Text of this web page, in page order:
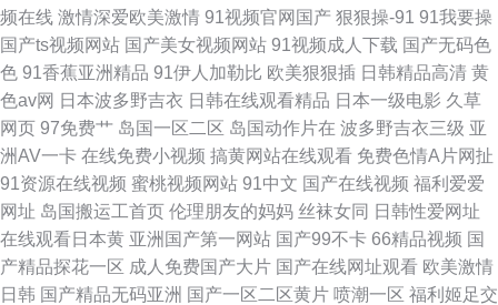
频在线 激情深爱欧美激情 91视频官网国产 狠狠操-91 91我要操
国产ts视频网站 国产美女视频网站 91视频成人下载 国产无码色
色 91香蕉亚洲精品 91伊人加勒比 欧美狠狠插 日韩精品高清 黄
色av网 日本波多野吉衣 日韩在线观看精品 日本一级电影 久草
网页 97免费艹 岛国一区二区 岛国动作片在 波多野吉衣三级 亚
洲AV一卡 在线免费小视频 搞黄网站在线观看 免费色情A片网扯
91资源在线视频 蜜桃视频网站 91中文 国产在线视频 福利爱爱
网址 岛国搬运工首页 伦理朋友的妈妈 丝袜女同 日韩性爱网址
在线观看日本黄 亚洲国产第一网站 国产99不卡 66精品视频 国
产精品探花一区 成人免费国产大片 国产在线网址观看 欧美激情
日韩 国产精品无码亚洲 国产一区二区黄片 喷潮一区 福利姬足交